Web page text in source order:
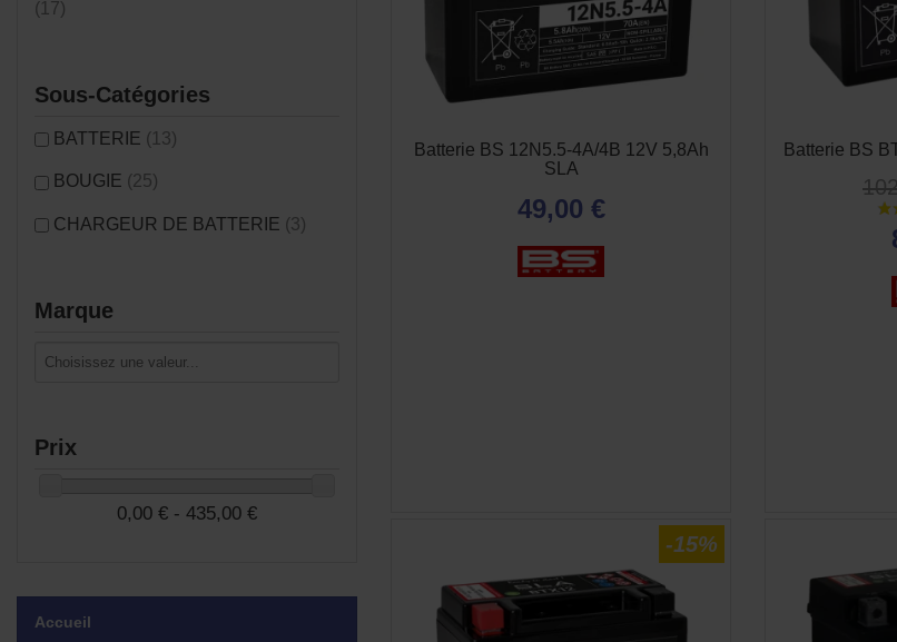
(17)
Sous-Catégories
BATTERIE (13)
BOUGIE (25)
CHARGEUR DE BATTERIE (3)
Marque
Prix
0,00 € - 435,00 €
Accueil
Batterie BS 12N5.5-4A/4B 12V 5,8Ah
SLA
49,00 €
Batterie BS
-15%